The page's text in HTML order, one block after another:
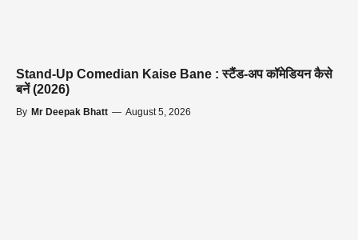
Stand-Up Comedian Kaise Bane : स्टैंड-अप कॉमेडियन कैसे
बनें (2026)
By Mr Deepak Bhatt — August 5, 2026